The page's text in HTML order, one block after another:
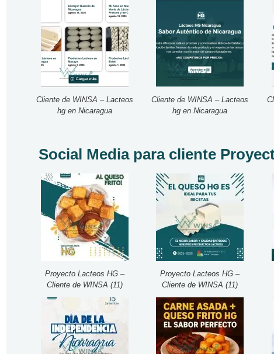
Cliente de WINSA – Lacteos
hg en Nicaragua
Cliente de WINSA – Lacteos
hg en Nicaragua
Social Media para cliente
Proyecto Lacteos HG –
Cliente de WINSA (11)
Proyecto Lacteos HG –
Cliente de WINSA (11)